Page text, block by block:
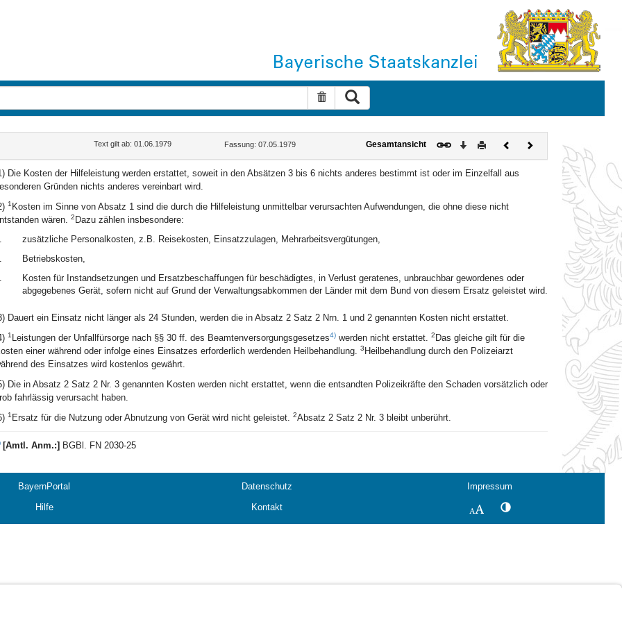
Suche zurücksetzen
Text gilt ab: 01.06.1979 Fassung: 07.05.1979 Gesamtansicht Download
DruckenVorherigesNächstes
Dokument
Die Kosten der Hilfeleistung werden erstattet, soweit in den Absätzen 3 bis 6 nichts anderes bestimmt ist oder im Einzelfall aus
Gründen nichts anderes vereinbart wird.
1 Kosten im Sinne von Absatz 1 sind die durch die Hilfeleistung unmittelbar verursachten Aufwendungen, die ohne diese nicht
wären. 2 Dazu zählen insbesondere:
zusätzliche Personalkosten, z.B. Reisekosten, Einsatzzulagen, Mehrarbeitsvergütungen,
Betriebskosten,
Kosten für Instandsetzungen und Ersatzbeschaffungen für beschädigtes, in Verlust geratenes, unbrauchbar gewordenes oder
abgegebenes Gerät, sofern nicht auf Grund der Verwaltungsabkommen der Länder mit dem Bund von diesem Ersatz geleistet wird.
Dauert ein Einsatz nicht länger als 24 Stunden, werden die in Absatz 2 Satz 2 Nrn. 1 und 2 genannten Kosten nicht erstattet.
1 Leistungen der Unfallfürsorge nach §§ 30 ff. des Beamtenversorgungsgesetzes4)werden nicht erstattet. 2 Das gleiche gilt für die
einer während oder infolge eines Einsatzes erforderlich werdenden Heilbehandlung. 3 Heilbehandlung durch den Polizeiarzt
des Einsatzes wird kostenlos gewährt.
Die in Absatz 2 Satz 2 Nr. 3 genannten Kosten werden nicht erstattet, wenn die entsandten Polizeikräfte den Schaden vorsätzlich oder
fahrlässig verursacht haben.
1 Ersatz für die Nutzung oder Abnutzung von Gerät wird nicht geleistet. 2Absatz 2 Satz 2 Nr. 3 bleibt unberührt.
[Amtl. Anm.:] BGBl. FN 2030-25
BayernPortal Datenschutz
Impressum
Hilfe Kontakt SchriftgrößeKontrastwechsel